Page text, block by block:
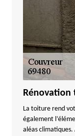
Rénovation
La toiture rend
également
aléas